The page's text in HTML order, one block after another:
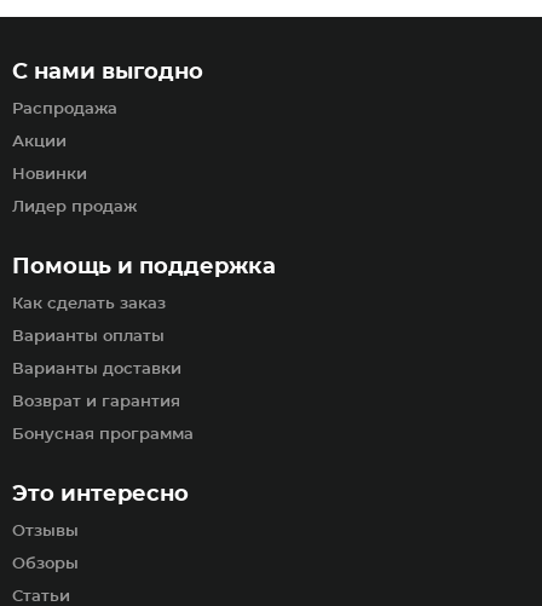
Помощь и поддержка
Как сделать заказ
Варианты оплаты
Варианты доставки
Возврат и гарантия
Бонусная программа
С нами выгодно
Распродажа
Акции
Новинки
Лидер продаж
Это интересно
Отзывы
Обзоры
Статьи